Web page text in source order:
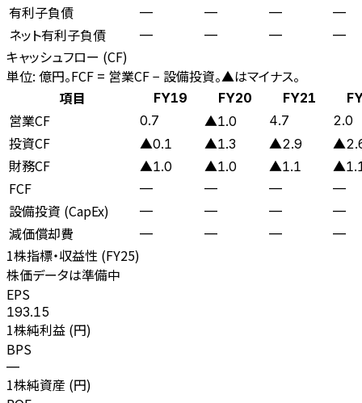
有利子負債 — — — —
ネット有利子負債 — — — —
キャッシュフロー (CF)
単位: 億円。FCF = 営業CF − 設備投資。▲はマイナス。
項目
FY19 FY20 FY21
営業CF 0.7 ▲1.0 4.7 2.0
投資CF ▲0.1 ▲1.3 ▲2.9
財務CF ▲1.0 ▲1.0 ▲1.1
FCF — — — —
設備投資 (CapEx) — — — —
減価償却費 — — — —
1株指標・収益性 (FY25)
株価データは準備中
EPS
193.15
1株純利益 (円)
BPS
—
1株純資産 (円)